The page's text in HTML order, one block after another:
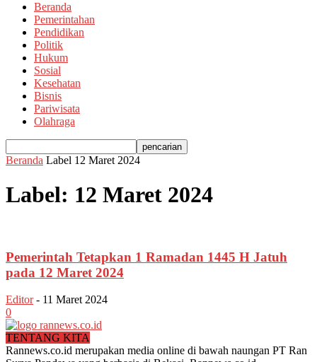
Beranda
Pemerintahan
Pendidikan
Politik
Hukum
Sosial
Kesehatan
Bisnis
Pariwisata
Olahraga
Beranda Label 12 Maret 2024
Label: 12 Maret 2024
Pemerintah Tetapkan 1 Ramadan 1445 H Jatuh
pada 12 Maret 2024
Editor - 11 Maret 2024
0
TENTANG KITA
Rannews.co.id merupakan media online di bawah naungan PT Ran